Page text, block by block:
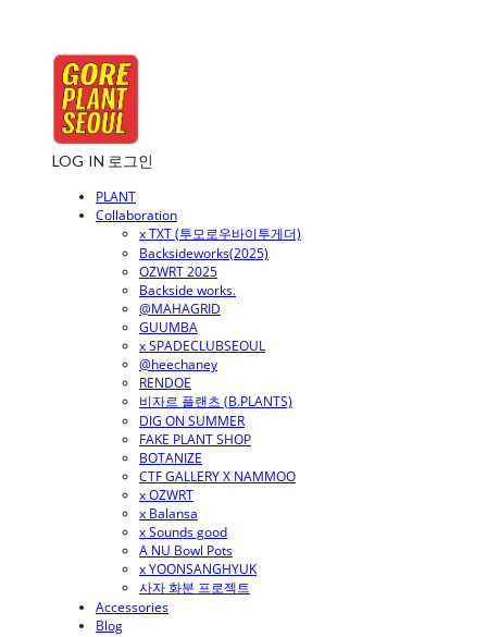
LOG IN 로그인
PLANT
Collaboration
x TXT (투모로우바이투게더)
Backsideworks(2025)
OZWRT 2025
Backside works.
@MAHAGRID
GUUMBA
x SPADECLUBSEOUL
@heechaney
RENDOE
비자르 플랜츠 (B.PLANTS)
DIG ON SUMMER
FAKE PLANT SHOP
BOTANIZE
CTF GALLERY X NAMMOO
x OZWRT
x Balansa
x Sounds good
A NU Bowl Pots
x YOONSANGHYUK
사자 화분 프로젝트
Accessories
Blog